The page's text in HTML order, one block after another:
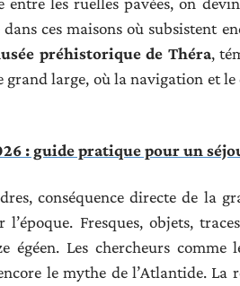
ces maisons où subsistent
préhistorique de Théra,
grand large, où la navigation et
: guide pratique pour un
conséquence directe de la
Fresques, objets,
Les chercheurs comme
le mythe de l’Atlantide. La